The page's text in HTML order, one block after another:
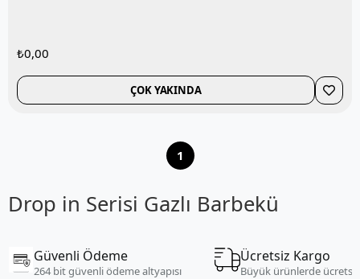
₺0,00
ÇOK YAKINDA
1
Drop in Serisi Gazlı Barbekü
Güvenli Ödeme
264 bit güvenli ödeme altyapısı
Ücretsiz Kargo
Büyük ürünlerde